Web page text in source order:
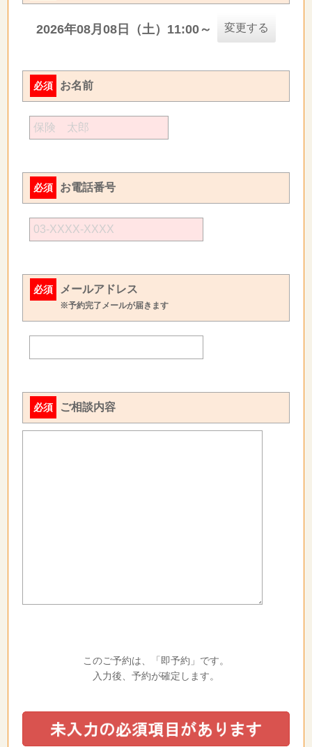
2026年08月08日（土）11:00～ 変更する
必須 お名前
必須 お電話番号
必須 メールアドレス
※予約完了メールが届きます
必須 ご相談内容
このご予約は、「即予約」です。
入力後、予約が確定します。